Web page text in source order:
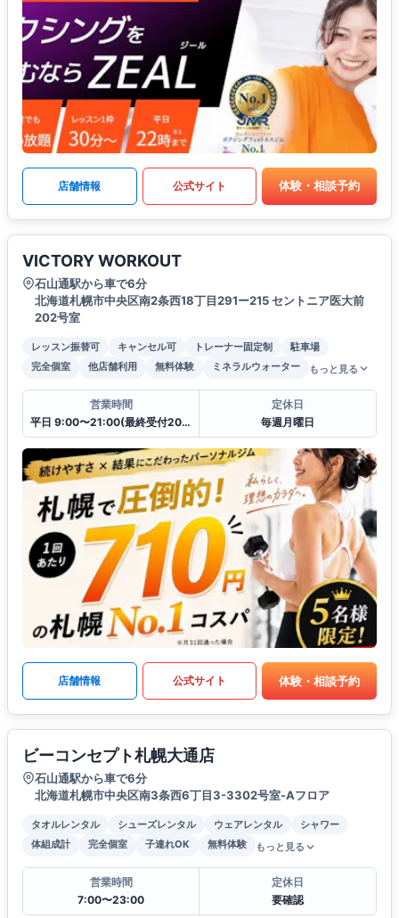
店舗情報 公式サイト 体験・相談予約
VICTORY WORKOUT
石山通駅から車で6分
北海道札幌市中央区南2条西18丁目291ー215 セントニア医大前
202号室
レッスン振替可 キャンセル可 トレーナー固定制
駐車場
完全個室
他店舗利用 無料体験 ミネラルウォーター もっと見る
営業時間
平日 9:00〜21:00(最終受付20:00)
定休日
毎週月曜日
店舗情報 公式サイト 体験・相談予約
ビーコンセプト札幌大通店
石山通駅から車で6分
北海道札幌市中央区南3条西6丁目3-3302号室-Aフロア
タオルレンタル シューズレンタル ウェアレンタル
シャワー
体組成計
完全個室 子連れOK 無料体験 もっと見る
営業時間
7:00〜23:00
定休日
要確認